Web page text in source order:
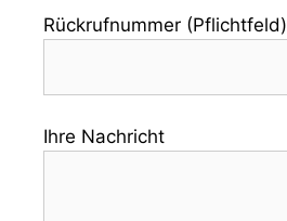
Rückrufnummer (Pflichtfeld)
Ihre Nachricht